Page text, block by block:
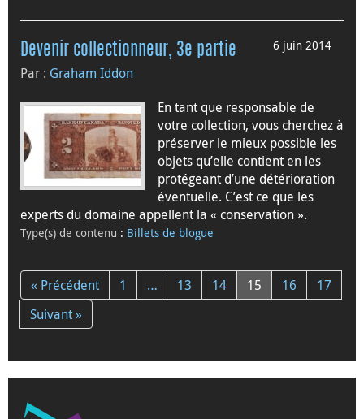
6 juin 2014
Devenir collectionneur, 3e partie
Par : Graham Iddon
En tant que responsable de
votre collection, vous cherchez à
préserver le mieux possible les
objets qu’elle contient en les
protégeant d’une détérioration
éventuelle. C’est ce que les
experts du domaine appellent la « conservation ».
Type(s) de contenu : Billets de blogue
« Précédent 1 … 13 14 15 16
17
Suivant »